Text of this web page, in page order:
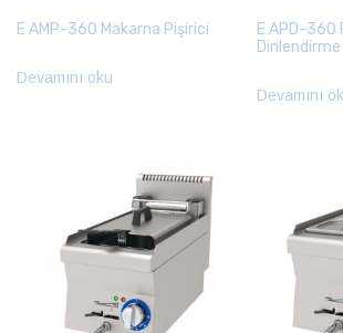
E AMP-360 Makarna Pişirici
Devamını oku
E APD-
Dinlendirme
Devamını